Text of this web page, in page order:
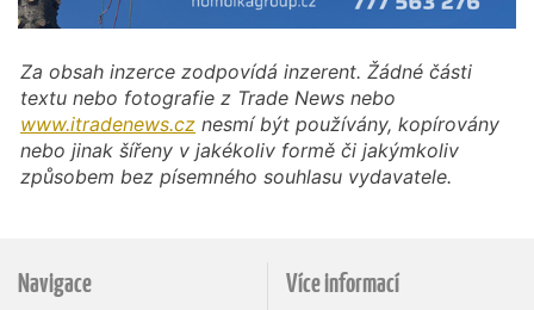
Za obsah inzerce zodpovídá inzerent. Žádné části
textu nebo fotografie z Trade News nebo
www.itradenews.cz nesmí být používány, kopírovány
nebo jinak šířeny v jakékoliv formě či jakýmkoliv
způsobem bez písemného souhlasu vydavatele.
Navigace Více informací